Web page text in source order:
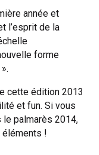
année et
l’esprit de la
forme
cette édition 2013
et fun. Si vous
palmarès 2014,
éléments !